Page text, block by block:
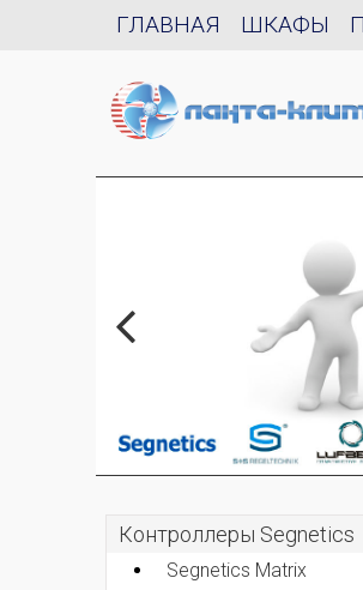
ГЛАВНАЯ ШКАФЫ
Контроллеры Segnetics
Segnetics Matrix